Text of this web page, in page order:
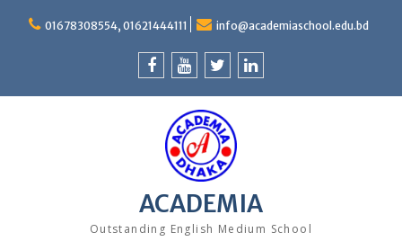
01678308554, 01621444111 info@academiaschool.edu.bd
ACADEMIA
Outstanding English Medium School